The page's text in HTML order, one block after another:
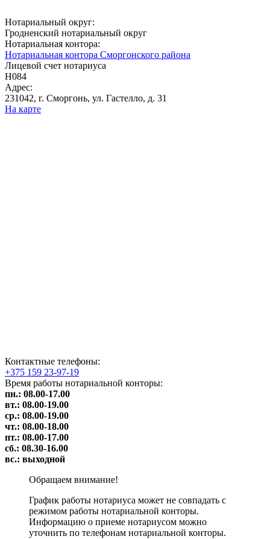
Нотариальный округ:
Гродненский нотариальный округ
Нотариальная контора:
Нотариальная контора Сморгонского района
Лицевой счет нотариуса
Н084
Адрес:
231042, г. Сморгонь, ул. Гастелло, д. 31
На карте
Контактные телефоны:
+375 159 23-97-19
Время работы нотариальной конторы:
пн.: 08.00-17.00
вт.: 08.00-19.00
ср.: 08.00-19.00
чт.: 08.00-18.00
пт.: 08.00-17.00
сб.: 08.30-16.00
вс.: выходной
Обращаем внимание!
График работы нотариуса может не совпадать с
режимом работы нотариальной конторы.
Информацию о приеме нотариусом можно
уточнить по телефонам нотариальной конторы.